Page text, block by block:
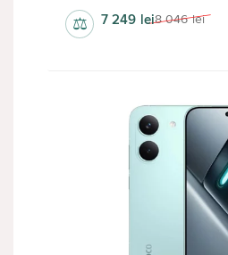
1268х2756 px 8 046 lei
7 249 lei
⚖